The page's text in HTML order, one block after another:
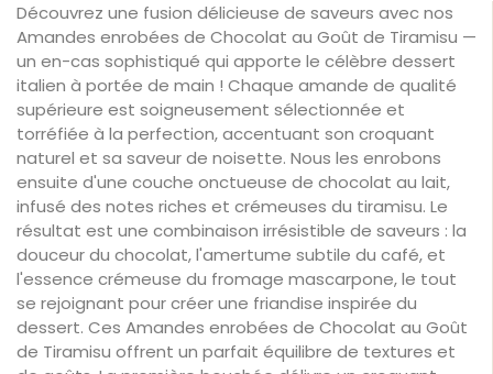
Découvrez une fusion délicieuse de saveurs avec nos
Amandes enrobées de Chocolat au Goût de Tiramisu —
un en-cas sophistiqué qui apporte le célèbre dessert
italien à portée de main ! Chaque amande de qualité
supérieure est soigneusement sélectionnée et
torréfiée à la perfection, accentuant son croquant
naturel et sa saveur de noisette. Nous les enrobons
ensuite d'une couche onctueuse de chocolat au lait,
infusé des notes riches et crémeuses du tiramisu. Le
résultat est une combinaison irrésistible de saveurs : la
douceur du chocolat, l'amertume subtile du café, et
l'essence crémeuse du fromage mascarpone, le tout
se rejoignant pour créer une friandise inspirée du
dessert. Ces Amandes enrobées de Chocolat au Goût
de Tiramisu offrent un parfait équilibre de textures et